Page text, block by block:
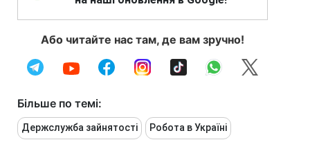
Або читайте нас там, де вам зручно!
Більше по темі:
Держслужба зайнятості Робота в Україні